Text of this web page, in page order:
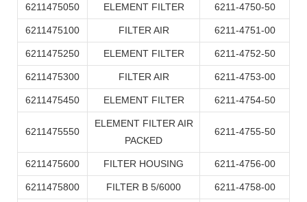
6211475050 ELEMENT FILTER 6211-4750-50
6211475100 FILTER AIR 6211-4751-00
6211475250 ELEMENT FILTER 6211-4752-50
6211475300 FILTER AIR 6211-4753-00
6211475450 ELEMENT FILTER 6211-4754-50
6211475550
ELEMENT FILTER AIR
PACKED
6211-4755-50
6211475600 FILTER HOUSING 6211-4756-00
6211475800 FILTER B 5/6000 6211-4758-00